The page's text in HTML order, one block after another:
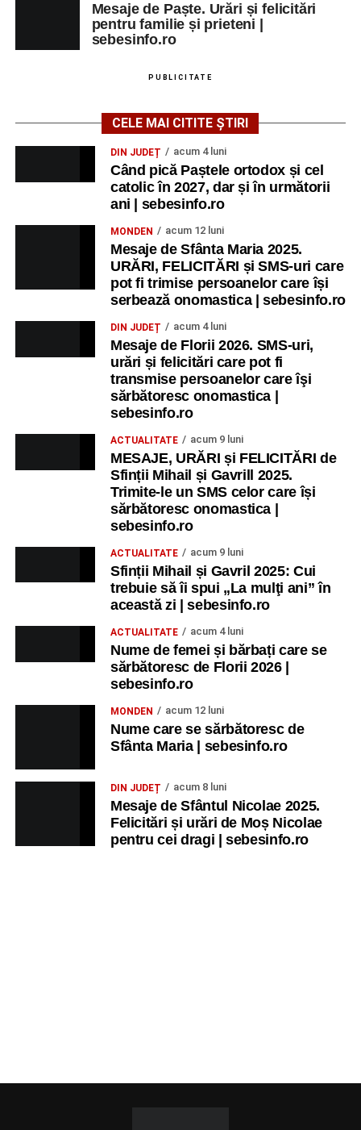
Mesaje de Paște. Urări și felicitări
pentru familie și prieteni |
sebesinfo.ro
PUBLICITATE
CELE MAI CITITE ȘTIRI
DIN JUDEȚ acum 4 luni
Când pică Paștele ortodox și cel
catolic în 2027, dar și în următorii
ani | sebesinfo.ro
MONDEN acum 12 luni
Mesaje de Sfânta Maria 2025.
URĂRI, FELICITĂRI și SMS-uri care
pot fi trimise persoanelor care își
serbează onomastica | sebesinfo.ro
DIN JUDEȚ acum 4 luni
Mesaje de Florii 2026. SMS-uri,
urări și felicitări care pot fi
transmise persoanelor care îşi
sărbătoresc onomastica |
sebesinfo.ro
ACTUALITATE acum 9 luni
MESAJE, URĂRI și FELICITĂRI de
Sfinții Mihail și Gavrill 2025.
Trimite-le un SMS celor care își
sărbătoresc onomastica |
sebesinfo.ro
ACTUALITATE acum 9 luni
Sfinții Mihail și Gavril 2025: Cui
trebuie să îi spui „La mulţi ani” în
această zi | sebesinfo.ro
ACTUALITATE acum 4 luni
Nume de femei și bărbați care se
sărbătoresc de Florii 2026 |
sebesinfo.ro
MONDEN acum 12 luni
Nume care se sărbătoresc de
Sfânta Maria | sebesinfo.ro
DIN JUDEȚ acum 8 luni
Mesaje de Sfântul Nicolae 2025.
Felicitări și urări de Moș Nicolae
pentru cei dragi | sebesinfo.ro